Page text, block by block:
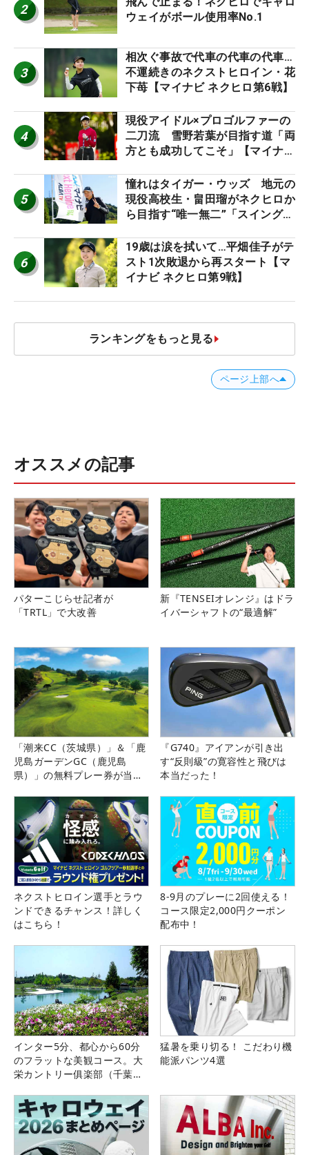
2
ウェイがボール使用率No.1
3
相次ぐ事故で代車の代車の代車…
不運続きのネクストヒロイン・花
下苺【マイナビ ネクヒロ第6戦】
4
現役アイドル×プロゴルファーの
二刀流 雪野若葉が目指す道「両
方とも成功してこそ」【マイナビ
5
憧れはタイガー・ウッズ 地元の
現役高校生・畠田瑠がネクヒロか
ら目指す“唯一無二”「スイングは
6
19歳は涙を拭いて…平畑佳子がテ
スト1次敗退から再スタート【マ
イナビ ネクヒロ第9戦】
ランキングをもっと見る
ページ上部へ
オススメの記事
パターこじらせ記者が
「TRTL」で大改善
新『TENSEIオレンジ』はドラ
イバーシャフトの“最適解”
「潮来CC（茨城県）」＆「鹿
児島ガーデンGC（鹿児島
県）」の無料プレー券が当た
『G740』アイアンが引き出
す“反則級”の寛容性と飛びは
本当だった！
ネクストヒロイン選手とラウ
ンドできるチャンス！詳しく
はこちら！
8-9月のプレーに2回使える！
コース限定2,000円クーポン
配布中！
インター5分、都心から60分
のフラットな美観コース。大
栄カントリー俱楽部（千葉
猛暑を乗り切る！ こだわり機
能派パンツ4選